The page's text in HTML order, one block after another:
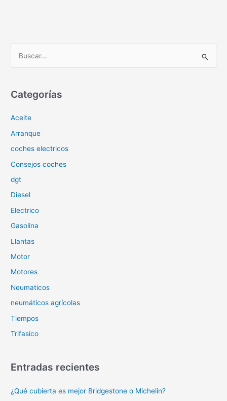
c
r
p
o
Categorías
Aceite
Arranque
coches electricos
Consejos coches
dgt
Diesel
Electrico
Gasolina
Llantas
Motor
Motores
Neumaticos
neumáticos agrícolas
Tiempos
Trifasico
Entradas recientes
¿Qué cubierta es mejor Bridgestone o Michelin?